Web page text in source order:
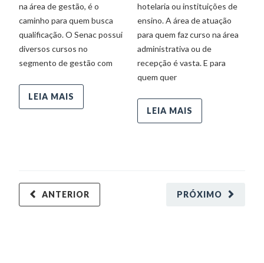
na área de gestão, é o
caminho para quem busca
qualificação. O Senac possui
diversos cursos no
segmento de gestão com
LEIA MAIS
hotelaria ou instituições de
ensino. A área de atuação
para quem faz curso na área
administrativa ou de
recepção é vasta. E para
quem quer
LEIA MAIS
PRÓXIMO
ANTERIOR